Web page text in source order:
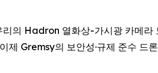
의 Hadron 열화상-가시광 카메
Gremsy의 보안성·규제 준수 드